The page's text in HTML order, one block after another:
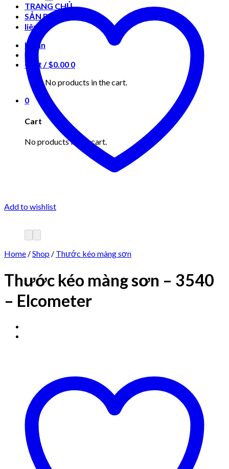
TRANG CHỦ
SẢN PHẨM
liên hệ
Login
Cart /$0.00 0
No products in the cart.
0
Cart
No products in the cart.
Add to wishlist
Home /Shop / Thước kéo màng sơn
Thước kéo màng sơn – 3540
– Elcometer